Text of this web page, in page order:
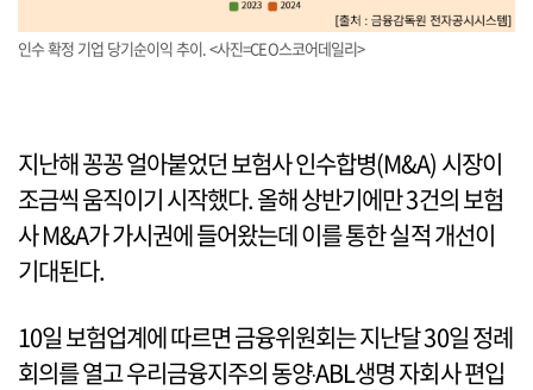
인수 확정 기업 당기순이익 추이. <사진=CEO스코어데일리>
지난해 꽁꽁 얼아붙었던 보험사 인수합병(M&A) 시장이
조금씩 움직이기 시작했다. 올해 상반기에만 3건의 보험
사 M&A가 가시권에 들어왔는데 이를 통한 실적 개선이
기대된다.
10일 보험업계에 따르면 금융위원회는 지난달 30일 정례
회의를 열고 우리금융지주의 동양‧ABL생명 자회사 편입